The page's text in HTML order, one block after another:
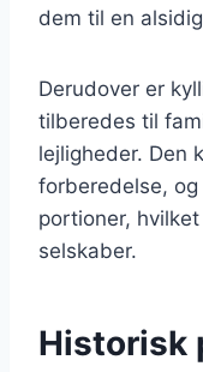
dem til en
Derudover er
tilberedes til
lejligheder. Den
forberedelse,
portioner,
selskaber.
Historisk